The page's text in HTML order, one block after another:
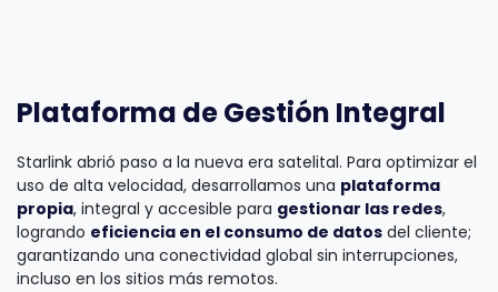
Plataforma de Gestión Integral
Starlink abrió paso a la nueva era satelital. Para optimizar el
uso de alta velocidad, desarrollamos una plataforma
propia, integral y accesible para gestionar las redes,
logrando eficiencia en el consumo de datos del cliente;
garantizando una conectividad global sin interrupciones,
incluso en los sitios más remotos.